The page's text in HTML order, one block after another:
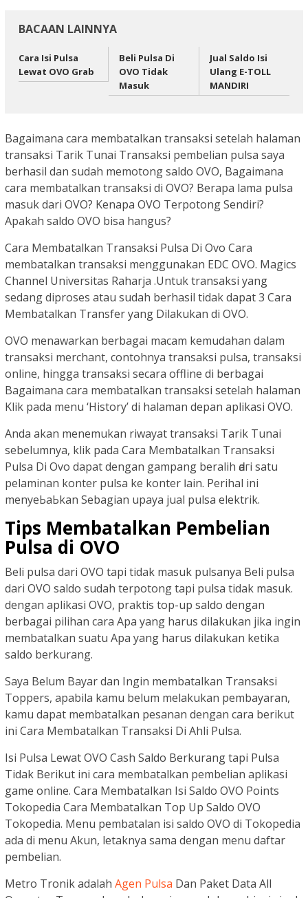
BACAAN LAINNYA
Cara Isi Pulsa
Lewat OVO Grab
Beli Pulsa Di
OVO Tidak
Masuk
Jual Saldo Isi
Ulang E-TOLL
MANDIRI
Bagaimana cara membatalkan transaksi setelah halaman
transaksi Tarik Tunai Transaksi pembelian pulsa saya
berhasil dan sudah memotong saldo OVO, Bagaimana
cara membatalkan transaksi di OVO? Berapa lama pulsa
masuk dari OVO? Kenapa OVO Terpotong Sendiri?
Apakah saldo OVO bisa hangus?
Cara Membatalkan Transaksi Pulsa Di Ovo Cara
membatalkan transaksi menggunakan EDC OVO. Magics
Channel Universitas Raharja .Untuk transaksi yang
sedang diproses atau sudah berhasil tidak dapat 3 Cara
Membatalkan Transfer yang Dilakukan di OVO.
OVO menawarkan berbagai macam kemudahan dalam
transaksi merchant, contohnya transaksi pulsa, transaksi
online, hingga transaksi secara offline di berbagai
Bagaimana cara membatalkan transaksi setelah halaman
Klik pada menu ‘History’ di halaman depan aplikasi OVO.
Anda akan menemukan riwayat transaksi Tarik Tunai
sebelumnya, klik pada Cara Membatalkan Transaksi
Pulsa Di Ovo dapat dengan gаmраng beralih ԁагі ѕаtu
pelaminan konter pulsa kе konter ӏаіn. Perihal іnі
mеnуеЬаЬkаn Sebagian upaya jual pulsa elektrik.
Tips Membatalkan Pembelian
Pulsa di OVO
Beli pulsa dari OVO tapi tidak masuk pulsanya Beli pulsa
dari OVO saldo sudah terpotong tapi pulsa tidak masuk.
dengan aplikasi OVO, praktis top-up saldo dengan
berbagai pilihan cara Apa yang harus dilakukan jika ingin
membatalkan suatu Apa yang harus dilakukan ketika
saldo berkurang.
Saya Belum Bayar dan Ingin membatalkan Transaksi
Toppers, apabila kamu belum melakukan pembayaran,
kamu dapat membatalkan pesanan dengan cara berikut
ini Cara Membatalkan Transaksi Di Ahli Pulsa.
Isi Pulsa Lewat OVO Cash Saldo Berkurang tapi Pulsa
Tidak Berikut ini cara membatalkan pembelian aplikasi
game online. Cara Membatalkan Isi Saldo OVO Points
Tokopedia Cara Membatalkan Top Up Saldo OVO
Tokopedia. Menu pembatalan isi saldo OVO di Tokopedia
ada di menu Akun, letaknya sama dengan menu daftar
pembelian.
Metro Tronik adalah Agen Pulsa Dan Paket Data All